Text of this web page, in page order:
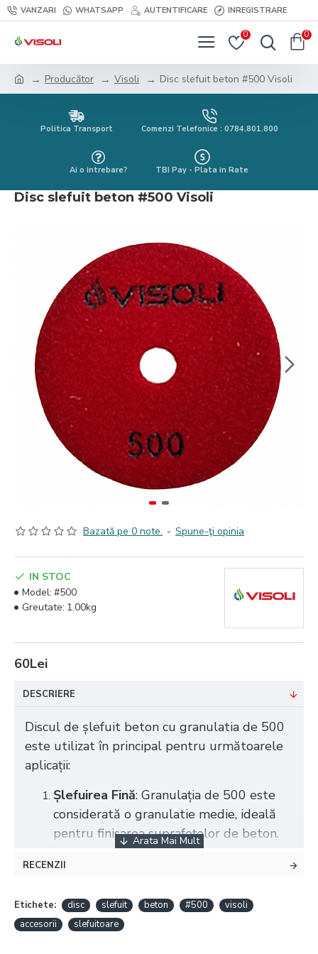
VANZARI WHATSAPP AUTENTIFICARE INREGISTRARE
0 0
Producător Visoli Disc slefuit beton #500 Visoli
Politica Transport Comenzi Telefonice : 0784.801.800
Ai o intrebare? TBI Pay - Plata in Rate
Disc slefuit beton #500 Visoli
Bazată pe 0 note. - Spune-ţi opinia
60Lei
IN STOC
Model: #500
Greutate: 1.00kg
DESCRIERE
Discul de șlefuit beton cu granulatia de 500
este utilizat în principal pentru următoarele
aplicații:
Șlefuirea Fină: Granulația de 500 este
considerată o granulatie medie, ideală
pentru finisarea suprafețelor de beton.
Aceasta ajută la obținerea unei texturi
uniforme și la îndepărtarea
betonului.
RECENZII
Etichete: disc slefuit beton #500
visoli
accesorii
slefuitoare